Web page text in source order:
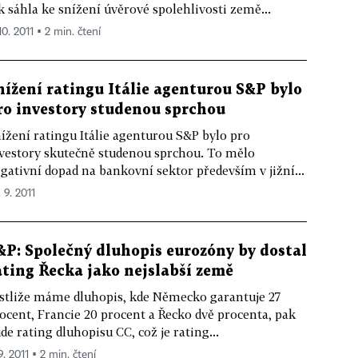
sáhla ke snížení úvěrové spolehlivosti země...
2011 ▪ 2 min. čtení
ratingu Itálie agenturou S&P bylo
investory studenou sprchou
ratingu Itálie agenturou S&P bylo pro
skutečně studenou sprchou. To mělo
dopad na bankovní sektor především v jižní...
9. 2011
Společný dluhopis eurozóny by dostal
Řecka jako nejslabší země
máme dluhopis, kde Německo garantuje 27
Francie 20 procent a Řecko dvě procenta, pak
rating dluhopisu CC, což je rating...
2011 ▪ 2 min. čtení